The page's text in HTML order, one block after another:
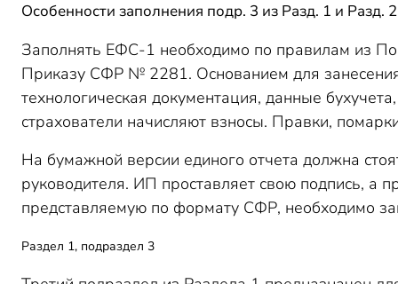
Особенности заполнения подр. 3 из Разд. 1 и Разд.
Заполнять ЕФС-1 необходимо по правилам из
Приказу СФР № 2281. Основанием для
технологическая документация, данные
страхователи начисляют взносы. Правки,
На бумажной версии единого отчета должна
руководителя. ИП проставляет свою подпись, а
представляемую по формату СФР, необходимо
Раздел 1, подраздел 3